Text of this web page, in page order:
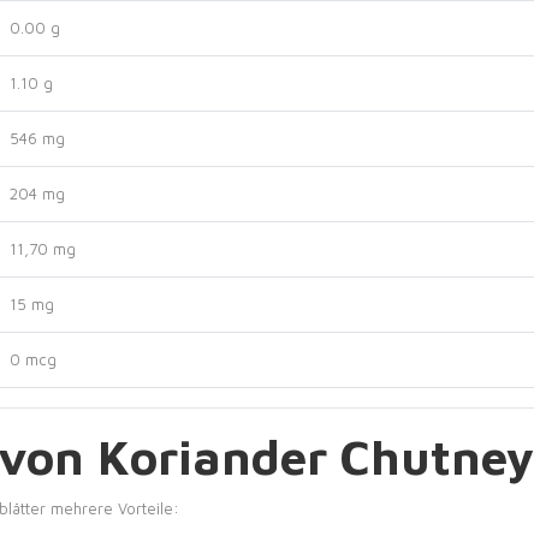
0.00 g
1.10 g
546 mg
204 mg
11,70 mg
15 mg
0 mcg
Koriander Chutney
mehrere Vorteile: